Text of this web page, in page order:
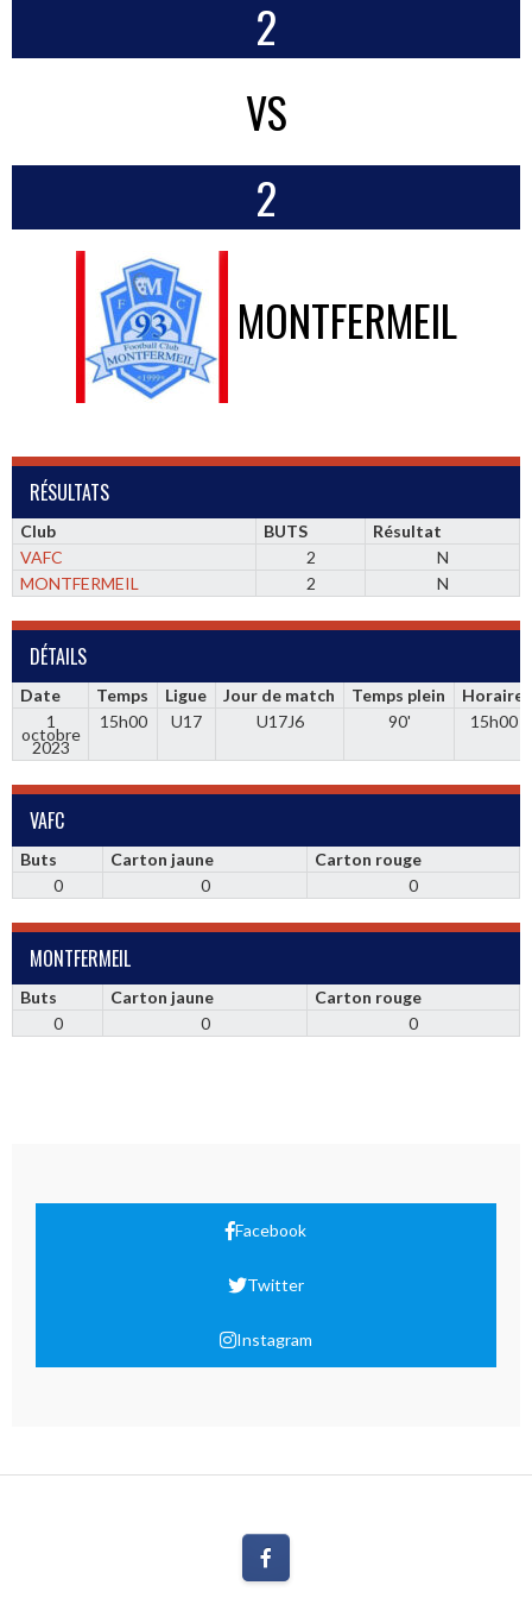
2
VS
2
MONTFERMEIL
RÉSULTATS
Club BUTS
Résultat
VAFC
2
N
MONTFERMEIL
2 N
DÉTAILS
Date Temps Ligue Jour de match Temps plein
Horaire
1
octobre
2023
15h00 U17 U17J6 90' 15h00
VAFC
Buts Carton jaune
Carton rouge
0
0 0
MONTFERMEIL
Buts Carton jaune
Carton rouge
0
0 0
Facebook
Twitter
Instagram